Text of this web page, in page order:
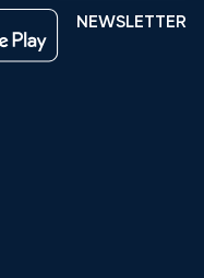
NEWSLETTER